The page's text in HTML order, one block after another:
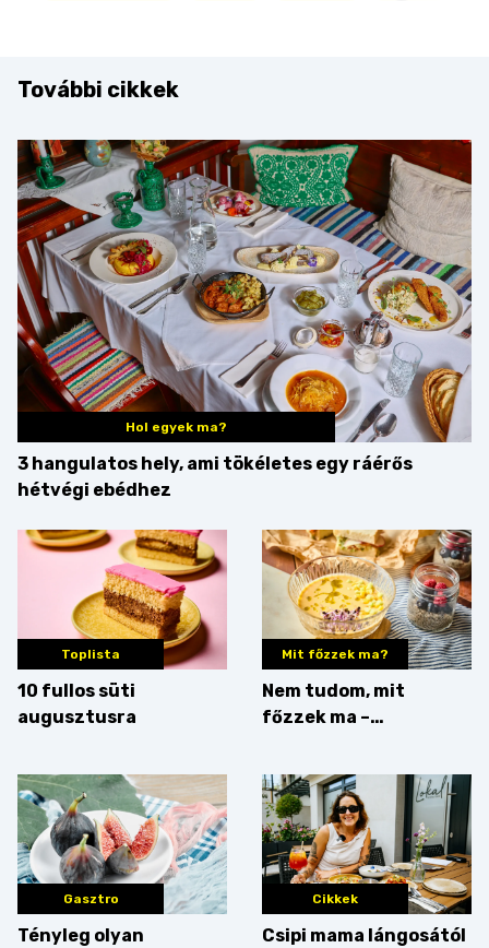
További cikkek
Hol egyek ma?
3 hangulatos hely, ami tökéletes egy ráérős
hétvégi ebédhez
Toplista
10 fullos süti
augusztusra
Mit főzzek ma?
Nem tudom, mit
főzzek ma –
Gasztro
Tényleg olyan
Cikkek
Csipi mama lángosától